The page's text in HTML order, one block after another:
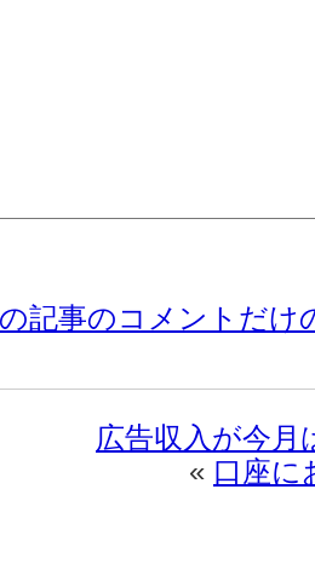
記事のコメントだけ
広告収入が今
« 口座に